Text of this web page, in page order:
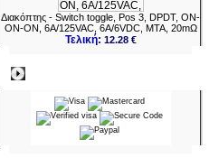
Διακόπτης - Switch toggle, Pos 3, DPDT, ON-
ON-ON, 6A/125VAC, 6A/6VDC, MTA, 20mΩ
Τελική: 12.28 €